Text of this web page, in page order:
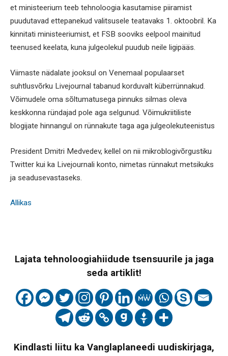
et ministeerium teeb tehnoloogia kasutamise piiramist
puudutavad ettepanekud valitsusele teatavaks 1. oktoobril. Ka
kinnitati ministeeriumist, et FSB sooviks eelpool mainitud
teenused keelata, kuna julgeolekul puudub neile ligipääs.
Viimaste nädalate jooksul on Venemaal populaarset
suhtlusvõrku Livejournal tabanud korduvalt küberrünnakud.
Võimudele oma sõltumatusega pinnuks silmas oleva
keskkonna ründajad pole aga selgunud. Võimukriitiliste
blogijate hinnangul on rünnakute taga aga julgeolekuteenistus
President Dmitri Medvedev, kellel on nii mikroblogivõrgustiku
Twitter kui ka Livejournali konto, nimetas rünnakut metsikuks
ja seadusevastaseks.
Allikas
Lajata tehnoloogiahiidude tsensuurile ja jaga
seda artiklit!
Kindlasti liitu ka Vanglaplaneedi uudiskirjaga,